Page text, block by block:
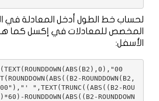
لحساب خط الطول أدخل المعادلة في
المخصص للمعادلات في إكسل كما
الأسفل:
ROUNDDOWN(B2,
",TEXT(TRUNC((ABS((B2-ROU
ROUNDDOWN(ABS((B2-ROUNDDOWN